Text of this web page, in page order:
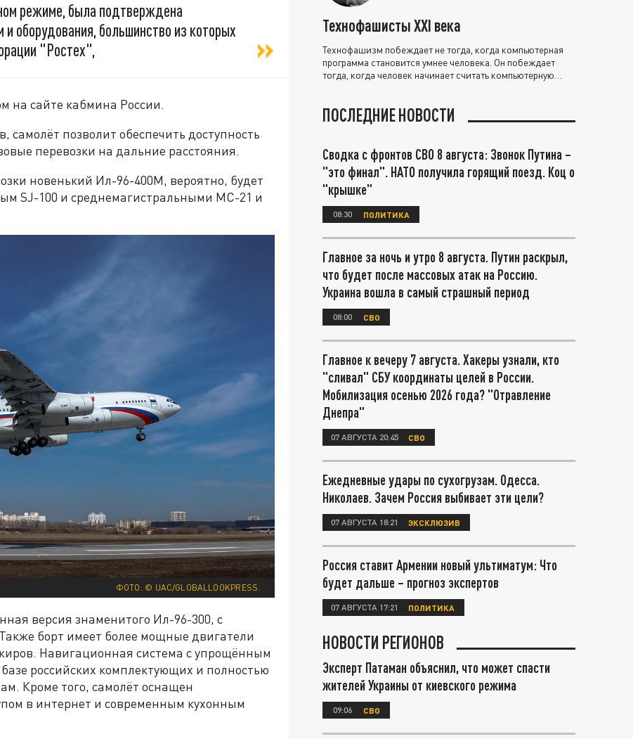
режиме, была подтверждена
и оборудования, большинство из которых
"Ростех",
на сайте кабмина России.
самолёт позволит обеспечить доступность
перевозки на дальние расстояния.
новенький Ил-96-400М, вероятно, будет
SJ-100 и среднемагистральными МС-21 и
ФОТО: © UAC/GLOBALLOOKPRESS.
версия знаменитого Ил-96-300, с
борт имеет более мощные двигатели
Навигационная система с упрощённым
российских комплектующих и полностью
Кроме того, самолёт оснащен
в интернет и современным кухонным
Технофашисты XXI века
Технофашизм побеждает не тогда, когда компьютерная
программа становится умнее человека. Он побеждает
тогда, когда человек начинает считать компьютерную
ПОСЛЕДНИЕ НОВОСТИ
Сводка с фронтов СВО 8 августа: Звонок Путина –
"это финал". НАТО получила горящий поезд. Коц о
"крышке"
08:30 ПОЛИТИКА
Главное за ночь и утро 8 августа. Путин раскрыл,
что будет после массовых атак на Россию.
Украина вошла в самый страшный период
08:00 СВО
Главное к вечеру 7 августа. Хакеры узнали, кто
"сливал" СБУ координаты целей в России.
Мобилизация осенью 2026 года? "Отравление
Днепра"
07 АВГУСТА 20:45 СВО
Ежедневные удары по сухогрузам. Одесса.
Николаев. Зачем Россия выбивает эти цели?
07 АВГУСТА 18:21 ЭКСКЛЮЗИВ
Россия ставит Армении новый ультиматум: Что
будет дальше – прогноз экспертов
07 АВГУСТА 17:21 ПОЛИТИКА
НОВОСТИ РЕГИОНОВ
Эксперт Патаман объяснил, что может спасти
жителей Украины от киевского режима
09:06 СВО